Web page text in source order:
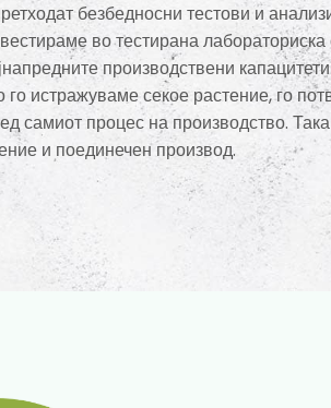
безбедносни тестови и
во тестирана
производствени
истражуваме секое растение, го
самиот процес на производство.
и поединечен производ.